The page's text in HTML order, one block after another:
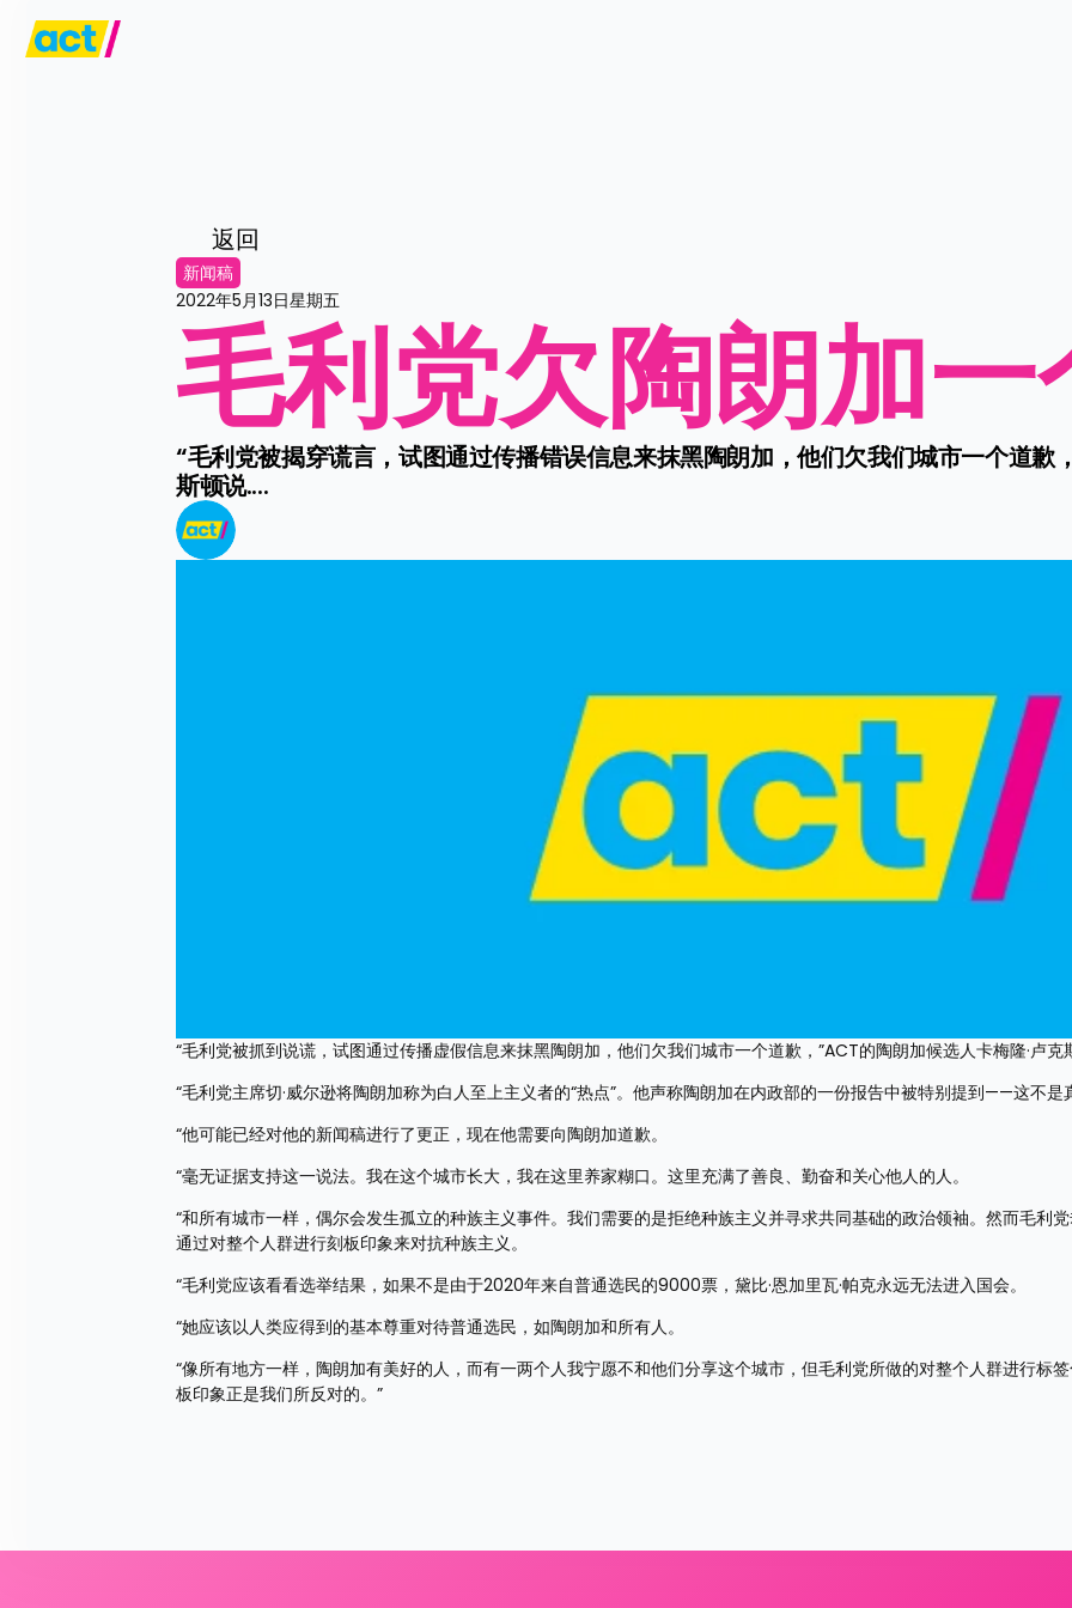
返回
新闻稿
2022年5月13日星期五
毛利党欠陶朗加
“毛利党被揭穿谎言，试图通过传播错误信息来抹黑陶朗加，他们欠我们城市一个道歉
斯顿说....
“毛利党被抓到说谎，试图通过传播虚假信息来抹黑陶朗加，他们欠我们城市一个道歉，”ACT的陶朗加候选人卡梅隆·卢克
“毛利党主席切·威尔逊将陶朗加称为白人至上主义者的“热点”。他声称陶朗加在内政部的一份报告中被特别提到——这不是
“他可能已经对他的新闻稿进行了更正，现在他需要向陶朗加道歉。
“毫无证据支持这一说法。我在这个城市长大，我在这里养家糊口。这里充满了善良、勤奋和关心他人的人。
“和所有城市一样，偶尔会发生孤立的种族主义事件。我们需要的是拒绝种族主义并寻求共同基础的政治领袖。然而毛利
通过对整个人群进行刻板印象来对抗种族主义。
“毛利党应该看看选举结果，如果不是由于2020年来自普通选民的9000票，黛比·恩加里瓦·帕克永远无法进入国会。
“她应该以人类应得到的基本尊重对待普通选民，如陶朗加和所有人。
“像所有地方一样，陶朗加有美好的人，而有一两个人我宁愿不和他们分享这个城市，但毛利党所做的对整个人群进行标
板印象正是我们所反对的。”